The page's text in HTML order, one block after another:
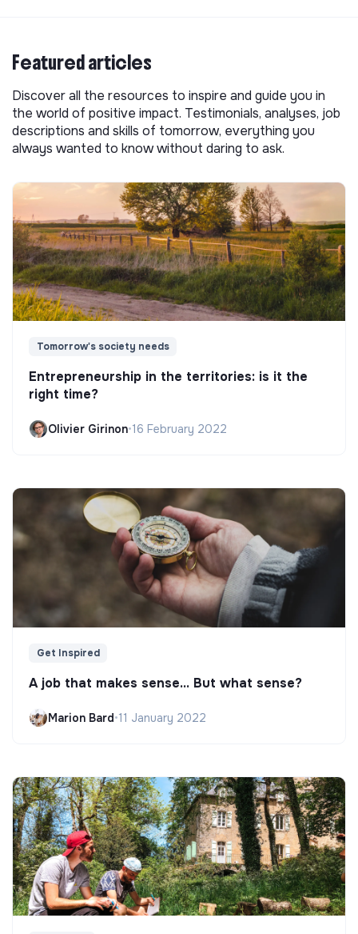
Featured articles
Discover all the resources to inspire and guide you in
the world of positive impact. Testimonials, analyses, job
descriptions and skills of tomorrow, everything you
always wanted to know without daring to ask.
Tomorrow's society needs
Entrepreneurship in the territories: is it the
right time?
Olivier Girinon•16 February 2022
Get Inspired
A job that makes sense... But what sense?
Marion Bard•11 January 2022